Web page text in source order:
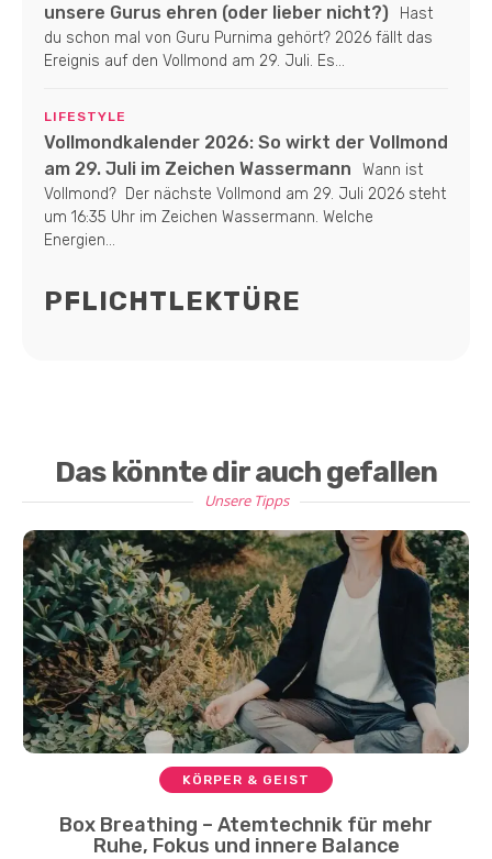
unsere Gurus ehren (oder lieber nicht?)
Hast
du schon mal von Guru Purnima gehört? 2026 fällt das
Ereignis auf den Vollmond am 29. Juli. Es...
LIFESTYLE
Vollmondkalender 2026: So wirkt der Vollmond
am 29. Juli im Zeichen Wassermann
Wann ist
Vollmond? Der nächste Vollmond am 29. Juli 2026 steht
um 16:35 Uhr im Zeichen Wassermann. Welche
Energien...
PFLICHTLEKTÜRE
Das könnte dir auch gefallen
Unsere Tipps
KÖRPER & GEIST
Box Breathing – Atemtechnik für mehr
Ruhe, Fokus und innere Balance